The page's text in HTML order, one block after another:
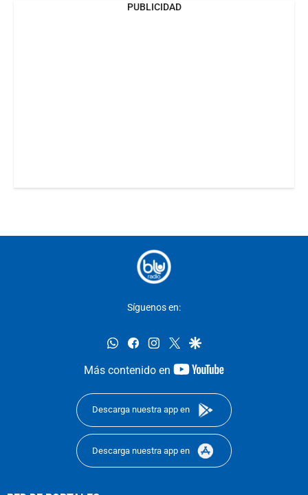
PUBLICIDAD
Síguenos en:
whatsappfacebookinstagram
twittergoogle
Más contenido en
youtube-
Descarga nuestra app en
Descarga nuestra app en